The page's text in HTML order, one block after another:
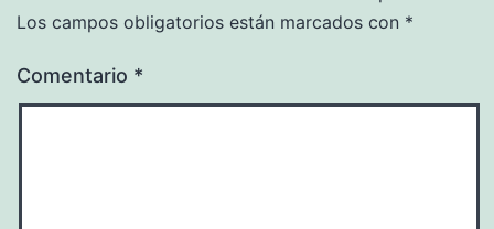
Los campos obligatorios están marcados con *
Comentario *